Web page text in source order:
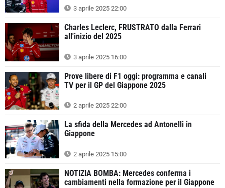
3 aprile 2025 22:00
Charles Leclerc, FRUSTRATO dalla Ferrari
all'inizio del 2025
3 aprile 2025 16:00
Prove libere di F1 oggi: programma e canali
TV per il GP del Giappone 2025
2 aprile 2025 22:00
La sfida della Mercedes ad Antonelli in
Giappone
2 aprile 2025 15:00
NOTIZIA BOMBA: Mercedes conferma i
cambiamenti nella formazione per il Giappone